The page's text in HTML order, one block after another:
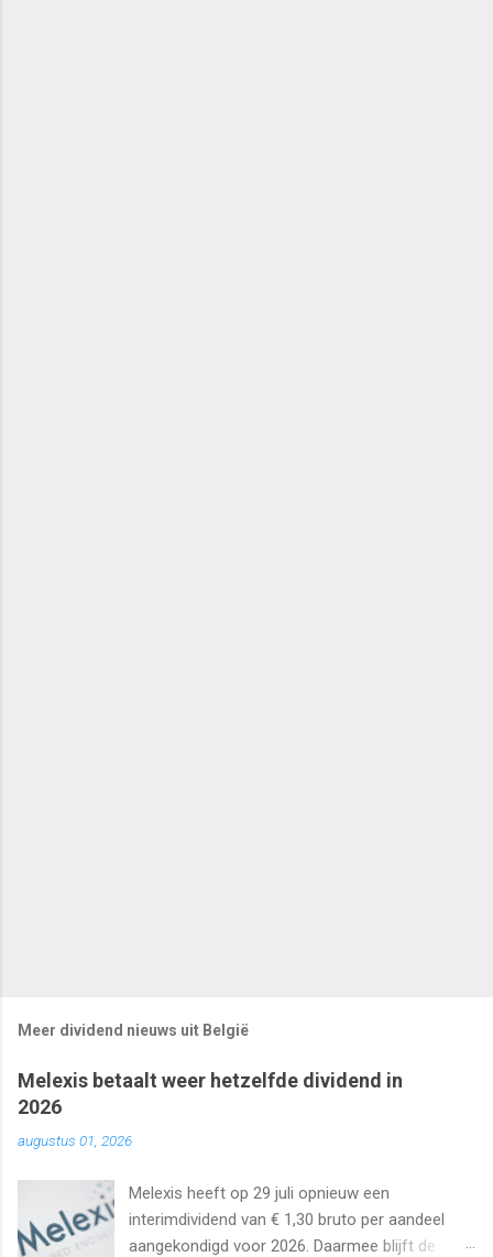
Meer dividend nieuws uit België
Melexis betaalt weer hetzelfde dividend in
2026
augustus 01, 2026
Melexis heeft op 29 juli opnieuw een
interimdividend van € 1,30 bruto per aandeel
aangekondigd voor 2026. Daarmee blijft de